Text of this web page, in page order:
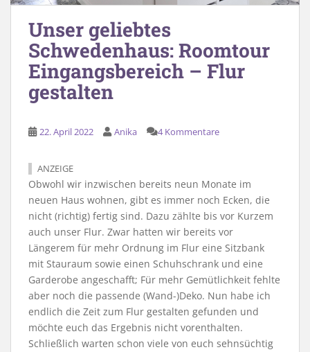
Unser geliebtes
Schwedenhaus: Roomtour
Eingangsbereich – Flur
gestalten
22. April 2022 Anika 4 Kommentare
ANZEIGE
Obwohl wir inzwischen bereits neun Monate im
neuen Haus wohnen, gibt es immer noch Ecken, die
nicht (richtig) fertig sind. Dazu zählte bis vor Kurzem
auch unser Flur. Zwar hatten wir bereits vor
Längerem für mehr Ordnung im Flur eine Sitzbank
mit Stauraum sowie einen Schuhschrank und eine
Garderobe angeschafft; Für mehr Gemütlichkeit fehlte
aber noch die passende (Wand-)Deko. Nun habe ich
endlich die Zeit zum Flur gestalten gefunden und
möchte euch das Ergebnis nicht vorenthalten.
Schließlich warten schon viele von euch sehnsüchtig